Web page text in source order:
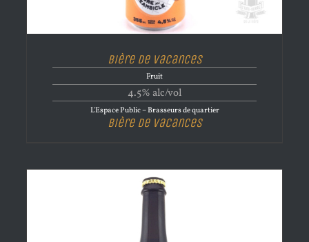
Bière de vacances
Fruit
4.5% alc/vol
L'Espace Public – Brasseurs de quartier
Bière de vacances